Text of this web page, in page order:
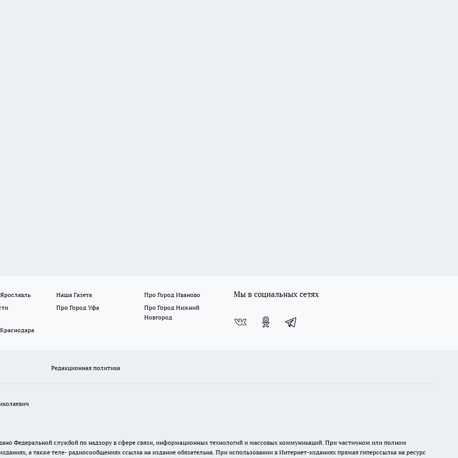
Наша Газета
Про Город Иваново
Про Город Уфа
Про Город Нижний
Новгород
Мы в социальных сетях
Редакционная политика
Федеральной службой по надзору в сфере связи, информационных технологий и массовых коммуникаций. При частичном или полном
а также теле- радиосообщениях ссылка на издание обязательна. При использовании в Интернет-изданиях прямая гиперссылка на ресурс